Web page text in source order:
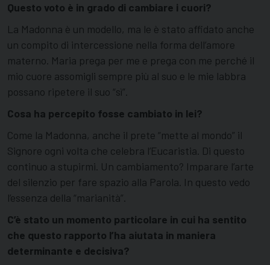
Questo voto è in grado di cambiare i cuori?
La Madonna è un modello, ma le è stato affidato anche
un compito di intercessione nella forma dell’amore
materno. Maria prega per me e prega con me perché il
mio cuore assomigli sempre più al suo e le mie labbra
possano ripetere il suo “sì”.
Cosa ha percepito fosse cambiato in lei?
Come la Madonna, anche il prete “mette al mondo” il
Signore ogni volta che celebra l’Eucaristia. Di questo
continuo a stupirmi. Un cambiamento? Imparare l’arte
del silenzio per fare spazio alla Parola. In questo vedo
l’essenza della “marianità”.
C’è stato un momento particolare in cui ha sentito
che questo rapporto l’ha aiutata in maniera
determinante e decisiva?